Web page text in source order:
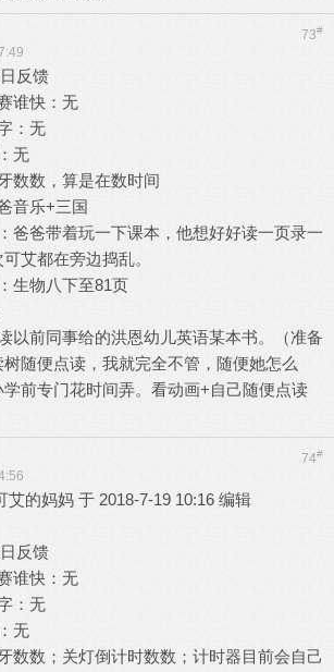
73#
反馈
谁快：无
：无
无
数数，算是在数时间
音乐+三国
爸爸带着玩一下课本，他想好好读一页录一
艾都在旁边捣乱。
生物八下至81页
以前同事给的洪恩幼儿英语某本书。（准备
随便点读，我就完全不管，随便她怎么
前专门花时间弄。看动画+自己随便点读
74#
艾的妈妈 于 2018-7-19 10:16 编辑
反馈
谁快：无
：无
无
数数；关灯倒计时数数；计时器目前会自己